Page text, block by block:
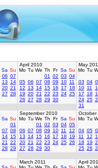
Sa Su
06 07
13
14
20 21
27 28
April 2010
Mo Tu We Th Fr Sa Su
01
02 03 04
05 06 07 08 09 10 11
12
13 14 15 16 17
18
19 20 21 22 23 24 25
26 27 28 29 30
May
Mo Tu
03 04
10 11
17
18
24 25
31
Sa Su
01
07 08
14 15
21
22
28 29
September 2010
Mo Tu We Th Fr Sa Su
01
02 03 04 05
06 07 08 09 10 11
12
13
14 15 16 17 18
19
20 21 22 23 24 25 26
27 28 29 30
October
Mo Tu
04 05
11
12
18
19
25 26
March 2011
April